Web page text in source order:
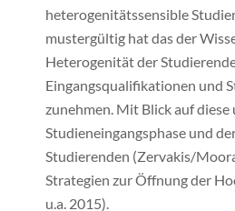
heterogenitätssensible
mustergültig hat das der
Heterogenität der
Eingangsqualifikationen und
zunehmen. Mit Blick auf
Studieneingangsphase und
Studierenden (Zervakis/
Strategien zur Öffnung der
u.a. 2015).